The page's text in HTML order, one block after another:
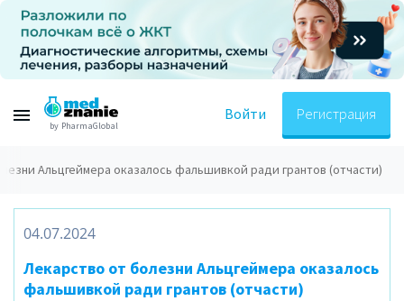
by PharmaGlobal
Войти Регистрация
Альцгеймера оказалось фальшивкой ради грантов (отчасти)
04.07.2024
Лекарство от болезни Альцгеймера оказалось
фальшивкой ради грантов (отчасти)